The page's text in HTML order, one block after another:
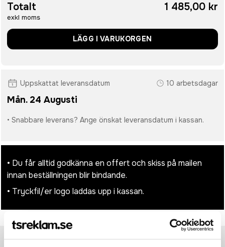
Totalt
exkl moms
1 485,00 kr
LÄGG I VARUKORGEN
Uppskattat leveransdatum 10 arbetsdagar
Mån. 24 Augusti
• Snabbare leverans? Ange önskat leveransdatum i kassan.
• Du får alltid godkänna en offert och skiss på mailen
innan beställningen blir bindande.
• Tryckfil/er logo laddas upp i kassan.